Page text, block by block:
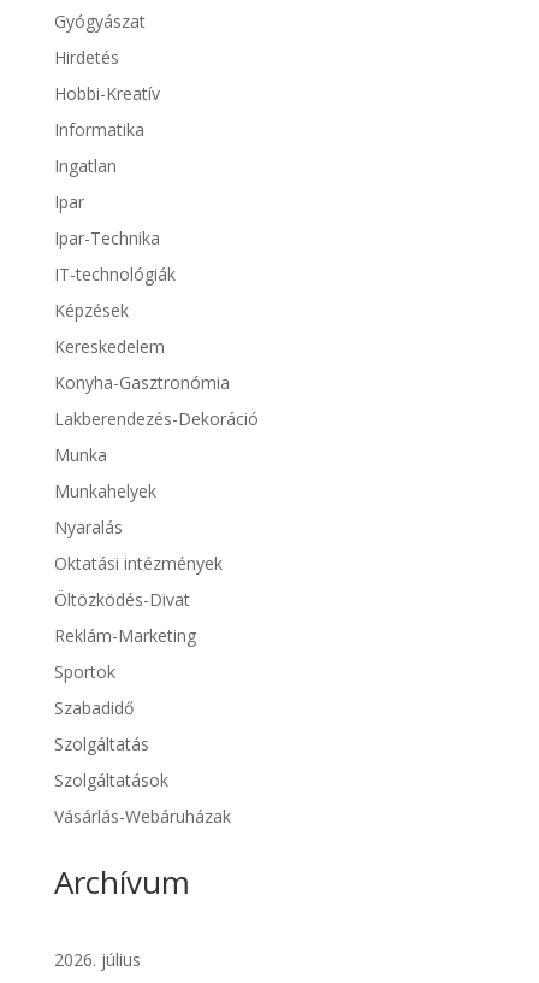
Gyógyászat
Hirdetés
Hobbi-Kreatív
Informatika
Ingatlan
Ipar
Ipar-Technika
IT-technológiák
Képzések
Kereskedelem
Konyha-Gasztronómia
Lakberendezés-Dekoráció
Munka
Munkahelyek
Nyaralás
Oktatási intézmények
Öltözködés-Divat
Reklám-Marketing
Sportok
Szabadidő
Szolgáltatás
Szolgáltatások
Vásárlás-Webáruházak
Archívum
2026. július